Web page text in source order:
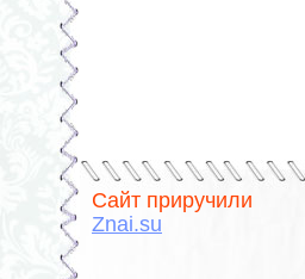
Сайт приручили
Znai.su